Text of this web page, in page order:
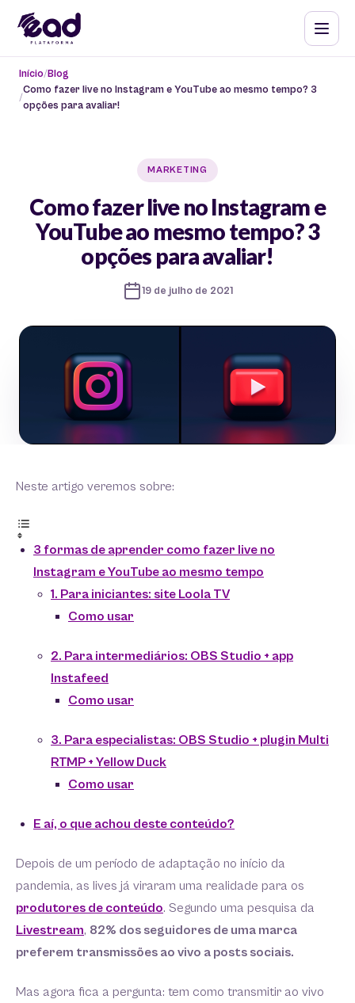
Início Blog
Como fazer live no Instagram e YouTube ao mesmo tempo? 3
opções para avaliar!
MARKETING
Como fazer live no Instagram e
YouTube ao mesmo tempo? 3
opções para avaliar!
19 de julho de 2021
Neste artigo veremos sobre:
3 formas de aprender como fazer live no
Instagram e YouTube ao mesmo tempo
1. Para iniciantes: site Loola TV
Como usar
2. Para intermediários: OBS Studio + app
Instafeed
Como usar
3. Para especialistas: OBS Studio + plugin Multi
RTMP + Yellow Duck
Como usar
E aí, o que achou deste conteúdo?
Depois de um período de adaptação no início da
pandemia, as lives já viraram uma realidade para os
produtores de conteúdo. Segundo uma pesquisa da
Livestream, 82% dos seguidores de uma marca
preferem transmissões ao vivo a posts sociais.
Mas agora fica a pergunta: tem como transmitir ao vivo